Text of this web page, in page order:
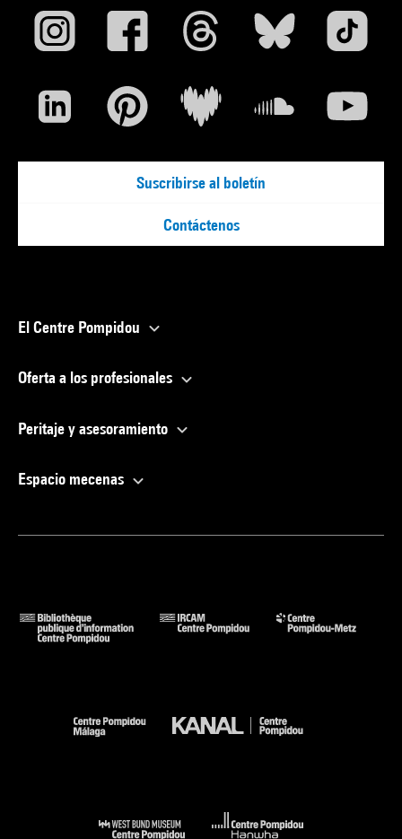
Suscribirse al boletín
Contáctenos
El Centre Pompidou
Oferta a los profesionales
Peritaje y asesoramiento
Espacio mecenas